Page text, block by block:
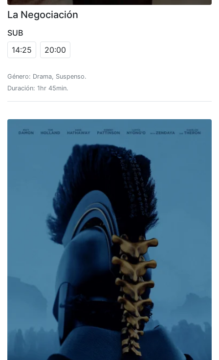
La Negociación
SUB
14:25
20:00
Género: Drama, Suspenso.
Duración: 1hr 45min.